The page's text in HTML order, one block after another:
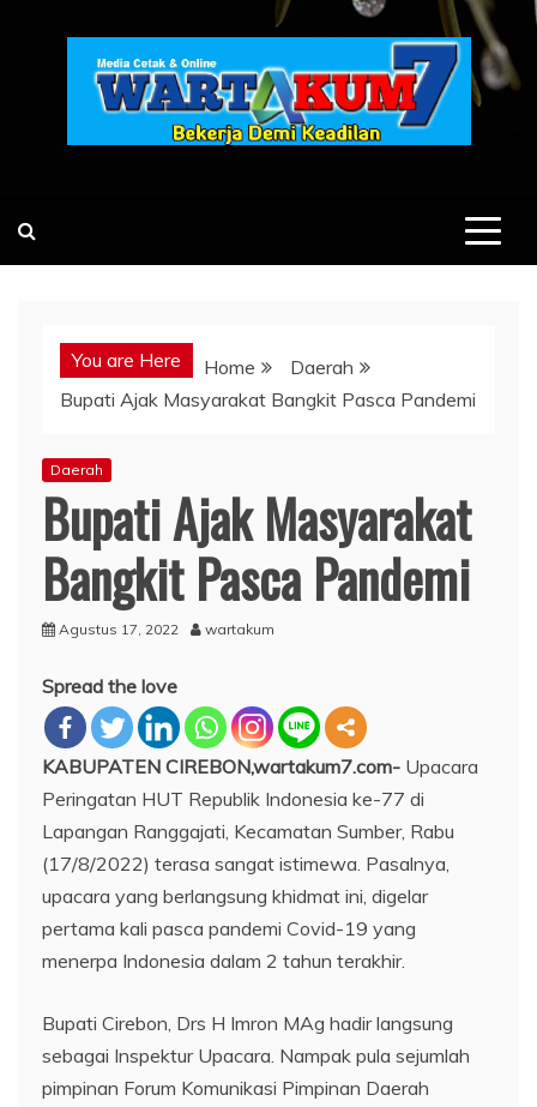
You are Here Home
Daerah
Bupati Ajak Masyarakat Bangkit Pasca Pandemi
Daerah
Bupati Ajak Masyarakat
Bangkit Pasca Pandemi
Agustus 17, 2022 wartakum
Spread the love
KABUPATEN CIREBON,wartakum7.com- Upacara
Peringatan HUT Republik Indonesia ke-77 di
Lapangan Ranggajati, Kecamatan Sumber, Rabu
(17/8/2022) terasa sangat istimewa. Pasalnya,
upacara yang berlangsung khidmat ini, digelar
pertama kali pasca pandemi Covid-19 yang
menerpa Indonesia dalam 2 tahun terakhir.
Bupati Cirebon, Drs H Imron MAg hadir langsung
sebagai Inspektur Upacara. Nampak pula sejumlah
pimpinan Forum Komunikasi Pimpinan Daerah